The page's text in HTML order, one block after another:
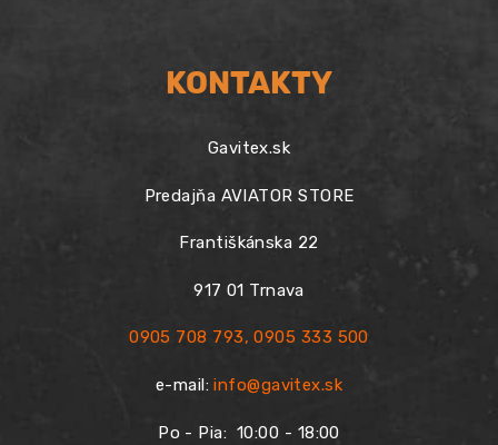
KONTAKTY
Gavitex.sk
Predajňa AVIATOR STORE
Františkánska 22
917 01 Trnava
0905 708 793,0905 333 500
e-mail:info@gavitex.sk
Po - Pia:10:00 - 18:00